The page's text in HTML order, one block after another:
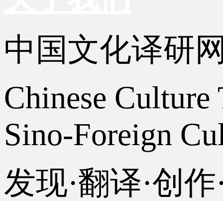
中国文化译研
Chinese
Sino-Foreign
发现·翻译·创